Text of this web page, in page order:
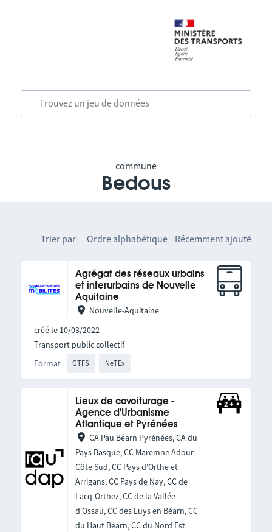
commune
Bedous
Trier par Ordre alphabétique Récemment ajouté
Agrégat des réseaux urbains
et interurbains de Nouvelle
Aquitaine
Nouvelle-Aquitaine
créé le 10/03/2022
Format GTFS NeTEx
Transport public collectif
Lieux de covoiturage -
Agence d'Urbanisme
Atlantique et Pyrénées
CA Pau Béarn Pyrénées, CA du
Pays Basque, CC Maremne Adour
Côte Sud, CC Pays d'Orthe et
Arrigans, CC Pays de Nay, CC de
Lacq-Orthez, CC de la Vallée
d'Ossau, CC des Luys en Béarn, CC
du Haut Béarn, CC du Nord Est